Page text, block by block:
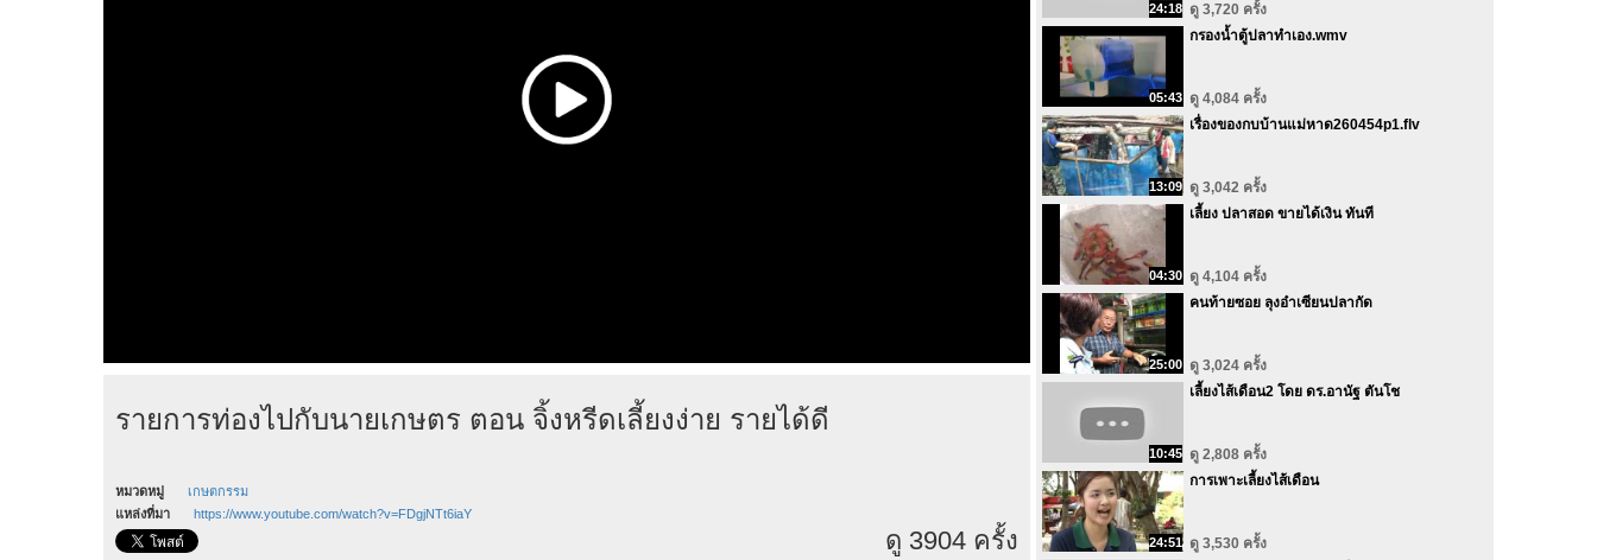
รายการท่องไปกับนายเกษตร ตอน จิ้งหรีดเลี้ยงง่าย รายได้ดี
หมวดหมู่
เกษตกรรม
แหล่งที่มา
https://www.youtube.com/watch?v=FDgjNTt6iaY
ดู 3904 ครั้ง
24:18 ดู 3,720 ครั้ง
05:43
กรองน้ำตู้ปลาทำเอง.wmv
ดู 4,084 ครั้ง
13:09
เรื่องของกบบ้านแม่หาด260454p1.flv
ดู 3,042 ครั้ง
04:30
เลี้ยง ปลาสอด ขายได้เงิน ทันที
ดู 4,104 ครั้ง
25:00
คนท้ายซอย ลุงอ๋าเซียนปลากัด
ดู 3,024 ครั้ง
10:45
เลี้ยงไส้เดือน2 โดย ดร.อานัฐ ตันโช
ดู 2,808 ครั้ง
24:51
การเพาะเลี้ยงไส้เดือน
ดู 3,530 ครั้ง